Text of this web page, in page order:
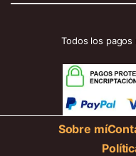
Todos los
Sobre mí